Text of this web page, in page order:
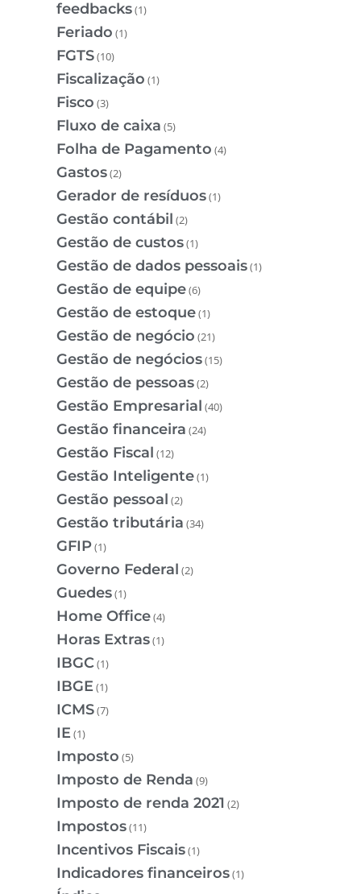
feedbacks(1)
Feriado (1)
FGTS(10)
Fiscalização (1)
Fisco (3)
Fluxo de caixa (5)
Folha de Pagamento (4)
Gastos(2)
Gerador de resíduos(1)
Gestão contábil (2)
Gestão de custos(1)
Gestão de dados pessoais(1)
Gestão de equipe(6)
Gestão de estoque(1)
Gestão de negócio (21)
Gestão de negócios(15)
Gestão de pessoas(2)
Gestão Empresarial (40)
Gestão financeira (24)
Gestão Fiscal (12)
Gestão Inteligente(1)
Gestão pessoal (2)
Gestão tributária (34)
GFIP(1)
Governo Federal (2)
Guedes(1)
Home Office(4)
Horas Extras(1)
IBGC(1)
IBGE(1)
ICMS(7)
IE(1)
Imposto (5)
Imposto de Renda (9)
Imposto de renda 2021 (2)
Impostos(11)
Incentivos Fiscais(1)
Indicadores financeiros(1)